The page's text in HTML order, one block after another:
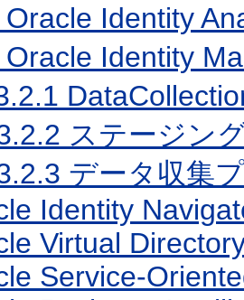
Oracle Identity
Oracle Identity
ステージン
データ収集
Identity
Virtual
Service-